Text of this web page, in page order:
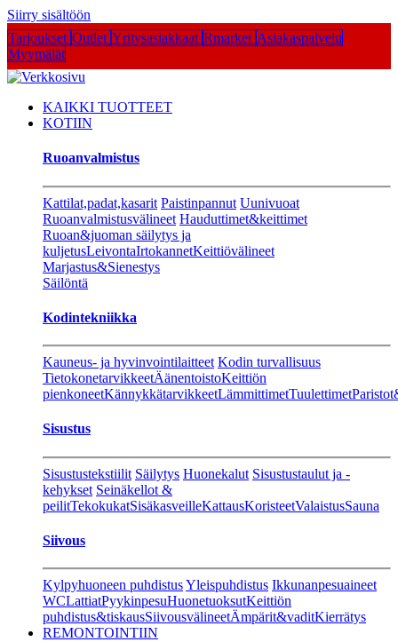
Siirry sisältöön
Tarjoukset Outlet Yritysasiakkaat Rmarket Asiakaspalvelu
Myymälät
KAIKKI TUOTTEET
KOTIIN
Ruoanvalmistus
Kattilat,padat,kasarit Paistinpannut Uunivuoat
Ruoanvalmistusvälineet Hauduttimet&keittimet
Ruoan&juoman säilytys ja
kuljetusLeivontaIrtokannetKeittiövälineet
Marjastus&Sienestys
Säilöntä
Kodintekniikka
Kauneus- ja hyvinvointilaitteet Kodin turvallisuus
TietokonetarvikkeetÄänentoistoKeittiön
pienkoneetKännykkätarvikkeetLämmittimetTuulettimet
Sisustus
Sisustustekstiilit Säilytys Huonekalut Sisustustaulut ja -
kehykset Seinäkellot &
peilitTekokukatSisäkasveilleKattausKoristeetValaistusSauna
Siivous
Kylpyhuoneen puhdistusYleispuhdistus Ikkunanpesuaineet
WCLattiatPyykinpesuHuonetuoksutKeittiön
puhdistus&tiskausSiivousvälineetÄmpärit&vaditKierrätys
REMONTOINTIIN